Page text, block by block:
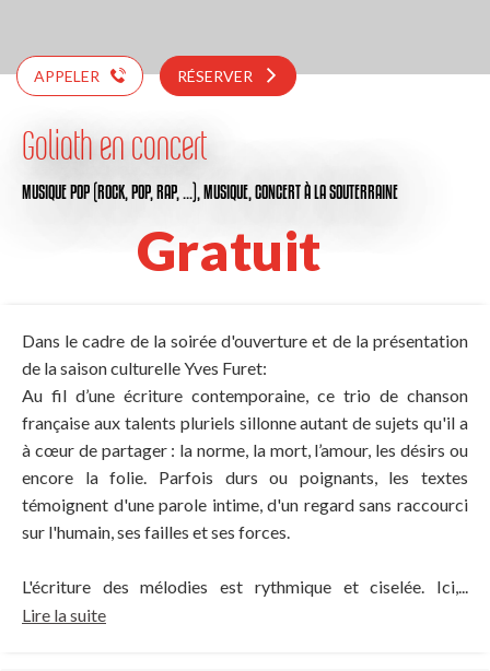
APPELER RÉSERVER
Goliath en concert
MUSIQUE POP (ROCK, POP, RAP, …), MUSIQUE, CONCERTÀ LA SOUTERRAINE
Gratuit
Dans le cadre de la soirée d'ouverture et de la présentation
de la saison culturelle Yves Furet:
Au fil d’une écriture contemporaine, ce trio de chanson
française aux talents pluriels sillonne autant de sujets qu'il a
à cœur de partager : la norme, la mort, l’amour, les désirs ou
encore la folie. Parfois durs ou poignants, les textes
témoignent d'une parole intime, d'un regard sans raccourci
sur l'humain, ses failles et ses forces.
L'écriture des mélodies est rythmique et ciselée. Ici,...
Lire la suite